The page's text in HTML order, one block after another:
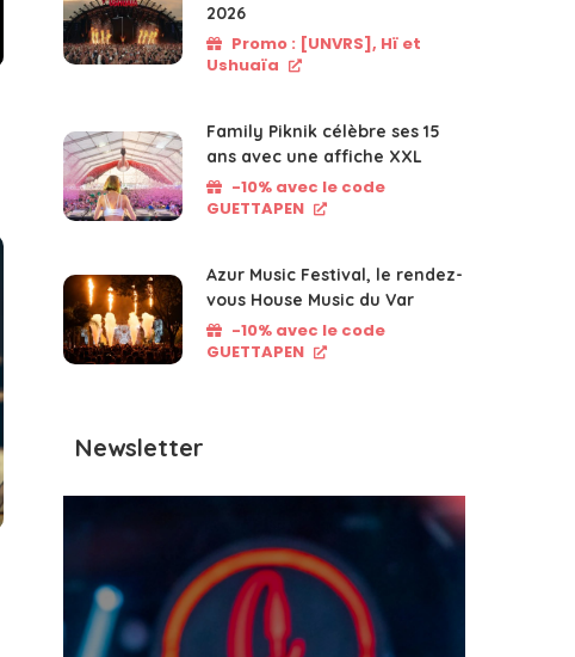
2026
Promo : [UNVRS], Hï et
Ushuaïa
Family Piknik célèbre ses 15
ans avec une affiche XXL
-10% avec le code
GUETTAPEN
Azur Music Festival, le rendez-
vous House Music du Var
-10% avec le code
GUETTAPEN
Newsletter